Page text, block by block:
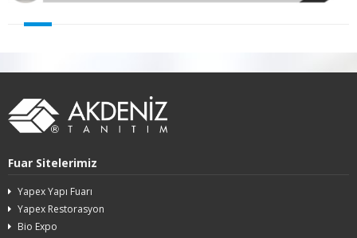
Fuar Sitelerimiz
Yapex Yapı Fuarı
Yapex Restorasyon
Bio Expo